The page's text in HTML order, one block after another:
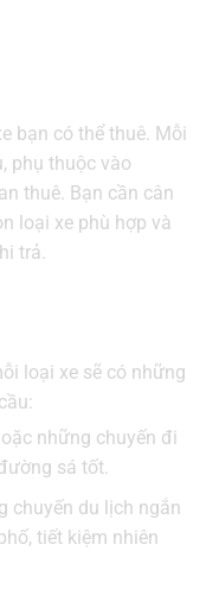
bạn có thể thuê. Mỗi
phụ thuộc vào
thuê. Bạn cần cân
loại xe phù hợp và
trả.
loại xe sẽ có những
những chuyến đi
sá tốt.
chuyến du lịch ngắn
tiết kiệm nhiên